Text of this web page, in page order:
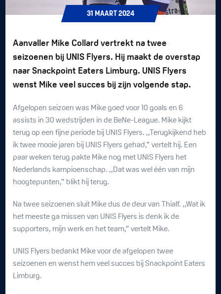
31 MAART 2024
Aanvaller Mike Collard vertrekt na twee
seizoenen bij UNIS Flyers. Hij maakt de overstap
naar Snackpoint Eaters Limburg. UNIS Flyers
wenst Mike veel succes bij zijn volgende stap.
Afgelopen seizoen was Mike goed voor 10 goals en 6
assists in 30 wedstrijden in de BeNe-League. Mike kijkt
terug op een fijne periode bij UNIS Flyers. ,,Terugkijkend heb
ik twee mooie jaren bij UNIS Flyers gehad,” vertelt hij. Een
paar weken terug pakte Mike nog met UNIS Flyers het
Nederlands kampioenschap. ,,Dat was wel één van mijn
hoogtepunten,” blikt hij terug.
Na twee seizoenen sluit Mike dus de deur van Thialf. ,,Wat ik
het meeste ga missen van UNIS Flyers is denk ik de
supporters, mijn werk en het team,” vertelt Mike.
UNIS Flyers bedankt Mike voor de afgelopen twee
seizoenen en wenst hem veel succes bij Snackpoint Eaters
Limburg.